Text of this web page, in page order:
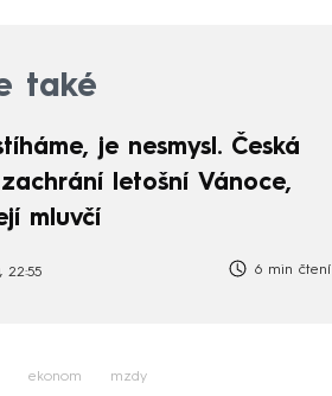
také
je nesmysl. Česká
letošní Vánoce,
mluvčí
22:55 6 min čtení
ekonom mzdy